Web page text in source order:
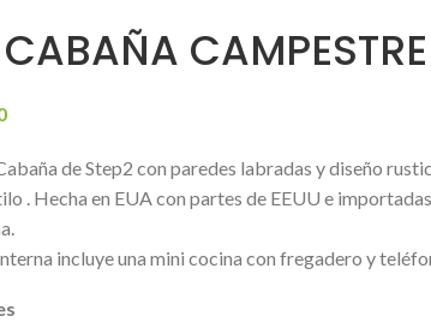
de Step2 con paredes labradas y diseño
. Hecha en EUA con partes de EEUU e
incluye una mini cocina con fregadero y